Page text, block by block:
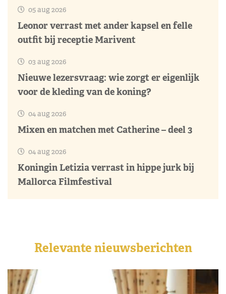
05 aug 2026
Leonor verrast met ander kapsel en felle
outfit bij receptie Marivent
03 aug 2026
Nieuwe lezersvraag: wie zorgt er eigenlijk
voor de kleding van de koning?
04 aug 2026
Mixen en matchen met Catherine – deel 3
04 aug 2026
Koningin Letizia verrast in hippe jurk bij
Mallorca Filmfestival
Relevante nieuwsberichten